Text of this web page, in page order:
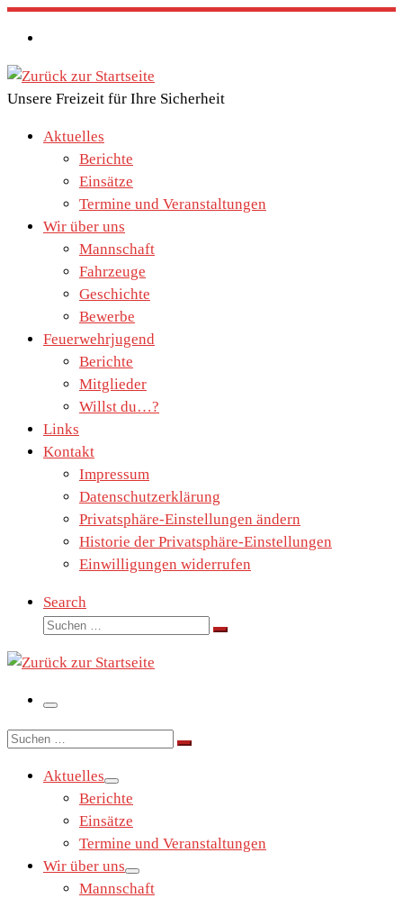
Zum
Inhalt
springen
Unsere Freizeit für Ihre Sicherheit
Aktuelles
Berichte
Einsätze
Termine und Veranstaltungen
Wir über uns
Mannschaft
Fahrzeuge
Geschichte
Bewerbe
Feuerwehrjugend
Berichte
Mitglieder
Willst du…?
Links
Kontakt
Impressum
Datenschutzerklärung
Privatsphäre-Einstellungen ändern
Historie der Privatsphäre-Einstellungen
Einwilligungen widerrufen
Search
Suche
Suchen …
Menü
Suche
Suchen …
Aktuelles
Berichte
Einsätze
Termine und Veranstaltungen
Wir über uns
Mannschaft